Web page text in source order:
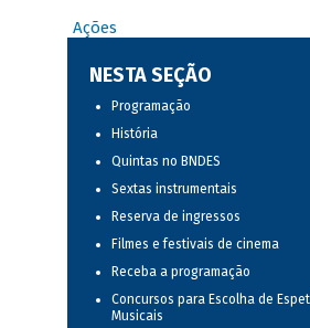
Ações
NESTA SEÇÃO
Programação
História
Quintas no BNDES
Sextas instrumentais
Reserva de ingressos
Filmes e festivais de cinema
Receba a programação
Concursos para Escolha de
Musicais